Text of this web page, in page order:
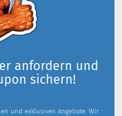
anfordern und
sichern!
und exklusiven Angebote. Wir